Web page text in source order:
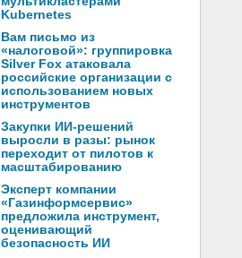
Kubernetes
Вам письмо из
«налоговой»: группировка
Silver Fox атаковала
российские организации с
использованием новых
инструментов
Закупки ИИ-решений
выросли в разы: рынок
переходит от пилотов к
масштабированию
Эксперт компании
«Газинформсервис»
предложила инструмент,
оценивающий
безопасность ИИ